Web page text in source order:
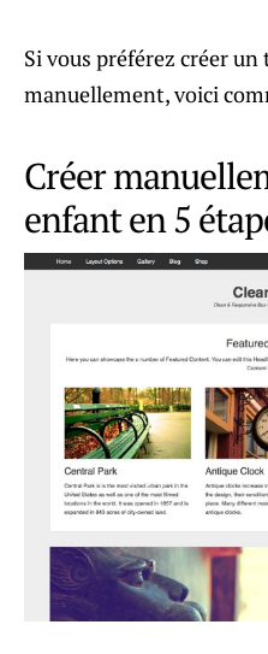
Si vous préférez créer
manuellement, voici
Créer
enfant en 5